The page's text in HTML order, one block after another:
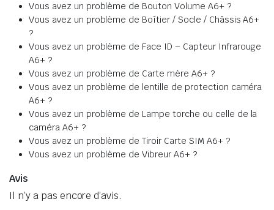
Vous avez un problème de Bouton Volume A6+ ?
Vous avez un problème de Boîtier / Socle / Châssis A6+
?
Vous avez un problème de Face ID – Capteur Infrarouge
A6+ ?
Vous avez un problème de Carte mère A6+ ?
Vous avez un problème de lentille de protection caméra
A6+ ?
Vous avez un problème de Lampe torche ou celle de la
caméra A6+ ?
Vous avez un problème de Tiroir Carte SIM A6+ ?
Vous avez un problème de Vibreur A6+ ?
Avis
Il n’y a pas encore d’avis.